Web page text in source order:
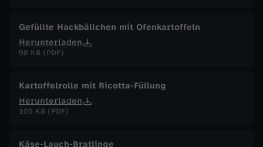
Gefüllte Hackbällchen mit Ofenkartoffeln
Herunterladen
98 KB (PDF)
Kartoffelrolle mit Ricotta-Füllung
Herunterladen
105 KB (PDF)
Käse-Lauch-Bratlinge